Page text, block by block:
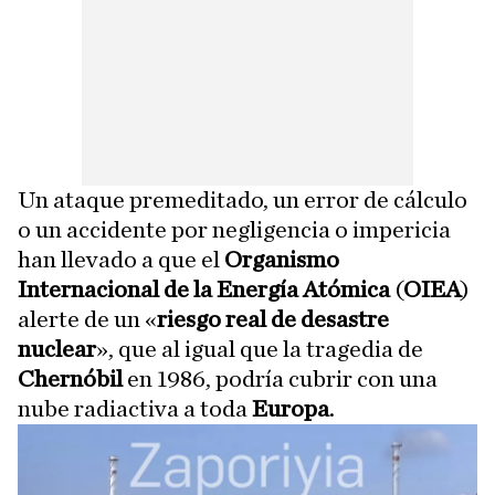
Un ataque premeditado, un error de cálculo
o un accidente por negligencia o impericia
han llevado a que el Organismo
Internacional de la Energía Atómica(OIEA)
alerte de un «riesgo real de desastre
nuclear», que al igual que la tragedia de
Chernóbilen 1986, podría cubrir con una
nube radiactiva a toda Europa.